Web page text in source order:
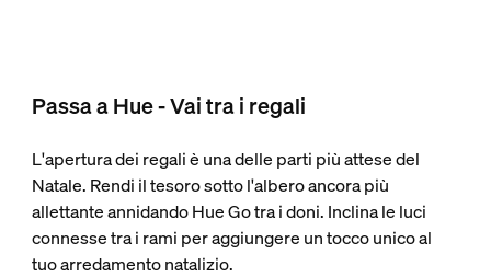
Passa a Hue - Vai tra i regali
L'apertura dei regali è una delle parti più attese del
Natale. Rendi il tesoro sotto l'albero ancora più
allettante annidando Hue Go tra i doni. Inclina le luci
connesse tra i rami per aggiungere un tocco unico al
tuo arredamento natalizio.